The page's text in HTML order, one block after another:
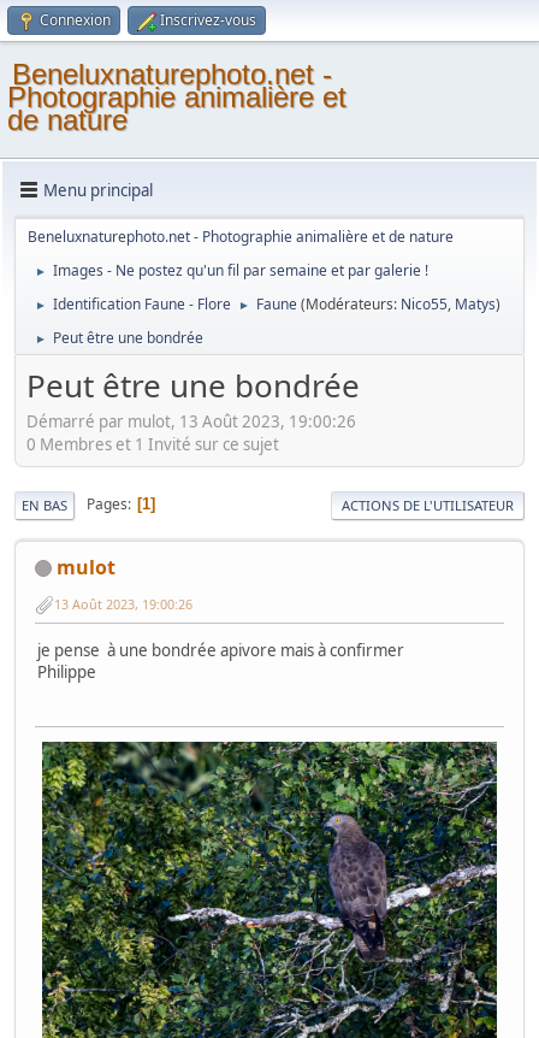
Connexion Inscrivez-vous
Beneluxnaturephoto.net -
Photographie animalière et
de nature
Menu principal
Beneluxnaturephoto.net - Photographie animalière et de nature
► Images - Ne postez qu'un fil par semaine et par galerie !
► Identification Faune - Flore ► Faune(Modérateurs: Nico55, Matys)
► Peut être une bondrée
Peut être une bondrée
Démarré par mulot, 13 Août 2023, 19:00:26
0 Membres et 1 Invité sur ce sujet
EN BAS Pages 1 ACTIONS DE L'UTILISATEUR
mulot
13 Août 2023, 19:00:26
je pense à une bondrée apivore mais à confirmer
Philippe